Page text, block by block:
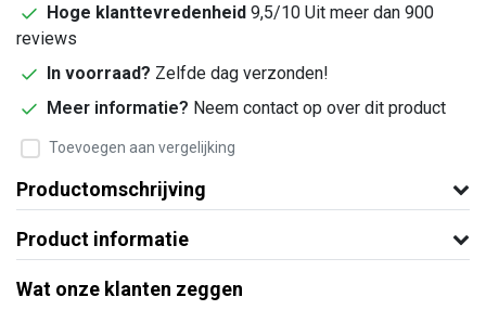
Hoge klanttevredenheid 9,5/10 Uit meer dan 900
reviews
In voorraad? Zelfde dag verzonden!
Meer informatie? Neem contact op over dit product
Toevoegen aan vergelijking
Productomschrijving
Product informatie
Wat onze klanten zeggen